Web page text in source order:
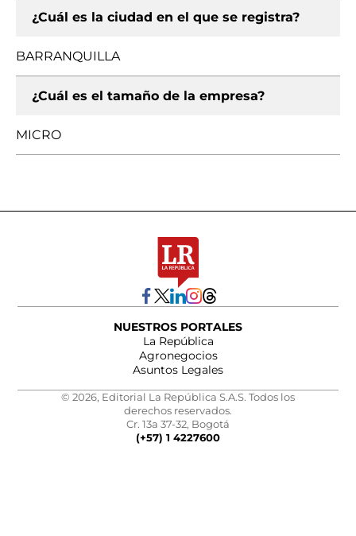
¿Cuál es la ciudad en el que se registra?
BARRANQUILLA
¿Cuál es el tamaño de la empresa?
MICRO
NUESTROS PORTALES
La República
Agronegocios
Asuntos Legales
© 2026, Editorial La República S.A.S. Todos los
derechos reservados.
Cr. 13a 37-32, Bogotá
(+57) 1 4227600